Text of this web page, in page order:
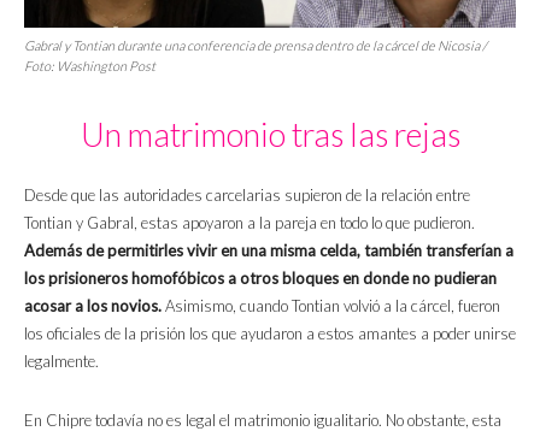
Gabral y Tontian durante una conferencia de prensa dentro de la cárcel de Nicosia /
Foto: Washington Post
Un matrimonio tras las rejas
Desde que las autoridades carcelarias supieron de la relación entre
Tontian y Gabral, estas apoyaron a la pareja en todo lo que pudieron.
Además de permitirles vivir en una misma celda, también transferían a
los prisioneros homofóbicos a otros bloques en donde no pudieran
acosar a los novios.Asimismo, cuando Tontian volvió a la cárcel, fueron
los oficiales de la prisión los que ayudaron a estos amantes a poder unirse
legalmente.
En Chipre todavía no es legal el matrimonio igualitario. No obstante, esta